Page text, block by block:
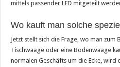
mittels passender LED mitgeteilt
Wo kauft man solche
Jetzt stellt sich die Frage, wo man zum
Tischwaage oder eine Bodenwaage
normalen Geschäfts um die Ecke, wird